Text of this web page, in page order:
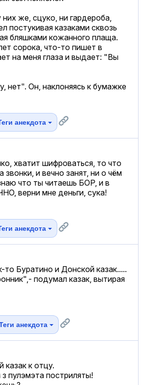
же, сцуко, ни гардероба,
постукивая казаками сквозь
бляшками кожанного плаща.
сорока, что-то пишет в
на меня глаза и выдает: "Вы
нет". Он, наклоняясь к бумажке
анекдота
хватит шифроваться, то что
звонки, и вечно занят, ни о чём
что ты читаешь БОР, и в
верни мне деньги, сука!
анекдота
то Буратино и Донской казак.....
подумал казак, вытирая
анекдота
к отцу.
пулэмэта постриляты!